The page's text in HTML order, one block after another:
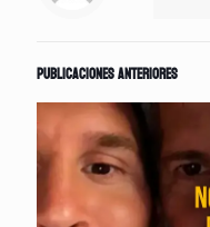
Publicaciones anteriores